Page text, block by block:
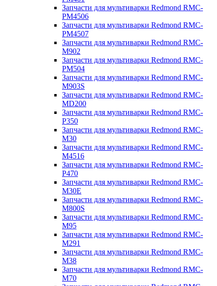
Запчасти для мультиварки Redmond RMC-
PM4506
Запчасти для мультиварки Redmond RMC-
PM4507
Запчасти для мультиварки Redmond RMC-
M902
Запчасти для мультиварки Redmond RMC-
PM504
Запчасти для мультиварки Redmond RMC-
M903S
Запчасти для мультиварки Redmond RMC-
MD200
Запчасти для мультиварки Redmond RMC-
P350
Запчасти для мультиварки Redmond RMC-
M30
Запчасти для мультиварки Redmond RMC-
M4516
Запчасти для мультиварки Redmond RMC-
P470
Запчасти для мультиварки Redmond RMC-
M30E
Запчасти для мультиварки Redmond RMC-
M800S
Запчасти для мультиварки Redmond RMC-
M95
Запчасти для мультиварки Redmond RMC-
M291
Запчасти для мультиварки Redmond RMC-
M38
Запчасти для мультиварки Redmond RMC-
M70